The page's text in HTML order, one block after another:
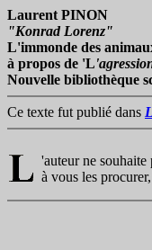
Laurent PINON
"Konrad Lorenz"
L'immonde des
à propos de 'L
Nouvelle bibliothèque
Ce texte fut publié dans
'auteur ne souhaite
à vous les